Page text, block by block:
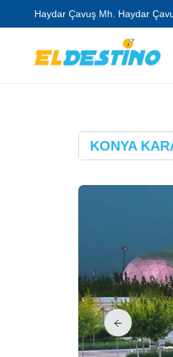
Haydar Çavuş Mh. Haydar
KONYA